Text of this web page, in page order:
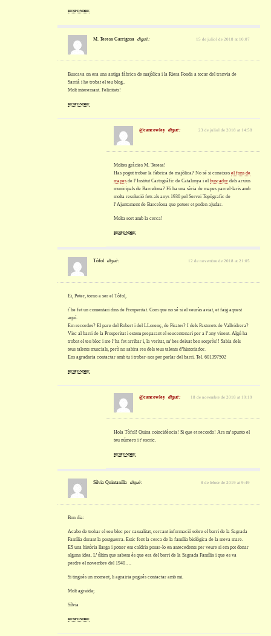
RESPONDRE
M. Teresa Garrigosa diguè: 15 de juliol de 2018 at 10:07
Buscava on era una antiga fàbrica de majòlica i la Riera Fonda a tocar del tranvia de
Sarrià i he trobat el teu blog..
Molt interessant. Felicitats!
RESPONDRE
@cancowley diguè: 23 de juliol de 2018 at 14:58
Moltes gràcies M. Teresa!
Has pogut trobar la fàbrica de majòlica? No sé si coneixes el fons de
mapesde l’Institut Cartogràfic de Catalunya i el buscadordels arxius
municipals de Barcelona? Hi ha una sèria de mapes parcel·laris amb
molta resolució fets als anys 1930 pel Servei Topògrafic de
l’Ajuntament de Barcelona que potser et poden ajudar.
Molta sort amb la cerca!
RESPONDRE
Tòfol diguè: 12 de novembre de 2018 at 21:05
Ei, Peter, torno a ser el Tòfol,
t´he fet un comentari dins de Prosperitat. Com que no sé si el veuràs aviat, et faig aquest
aquí.
Em recordes? El pare del Robert i del LLorenç, de Pirates? I dels Pastorets de Vallvidrera?
Visc al barri de la Prosperitat i estem preparant el seucentenari per a l’any vinent. Algú ha
trobat el teu bloc i me l’ha fet arribar i, la veritat, m’hes deixat ben sorprès!! Sabia dels
teus talents muscials, però no sabira res dels teus talents d’historiador.
Ens agradaria contactar amb tu i trobar-nos per parlar del barri. Tel. 601397502
RESPONDRE
@cancowley diguè: 18 de novembre de 2018 at 19:19
Hola Tòfol! Quina coincidència! Si que et recordo! Ara m’apunto el
teu número i t’escric.
RESPONDRE
Sílvia Quintanilla diguè: 8 de febrer de 2019 at 9:49
Bon dia:
Acabo de trobar el seu bloc per casualitat, cercant informació sobre el barri de la Sagrada
Família durant la postguerra. Estic fent la cerca de la familia biològica de la meva mare.
ES una història llarga i potser em caldria posar-lo en antecedents per veure si em pot donar
alguna idea. L’ últim que sabem és que era del barri de la Sagrada Família i que es va
perdre el novembre del 1940….
Si tingués un moment, li agrairia pogués contactar amb mi.
Molt agraïda;
Sílvia
RESPONDRE